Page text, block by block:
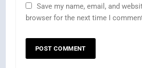
Save my name, email, and
browser for the next time I